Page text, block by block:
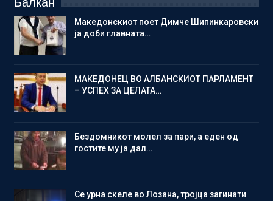
Македонскиот поет Димче Шипинкаровски
ја доби главната…
МАКЕДОНЕЦ ВО АЛБАНСКИОТ ПАРЛАМЕНТ
– УСПЕХ ЗА ЦЕЛАТА…
Бездомникот молел за пари, а еден од
гостите му ја дал…
Се урна скеле во Лозана, тројца загинати